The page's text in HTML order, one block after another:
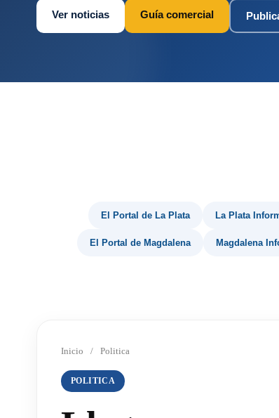
Ver noticias Guía comercial
El Portal de La Plata La Plata
El Portal de Magdalena Magdalena
Inicio / Politica
POLITICA